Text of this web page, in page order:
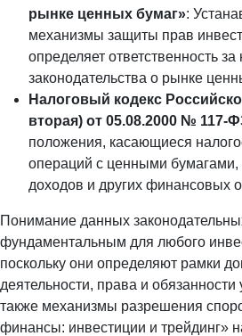
рынке ценных бумаг»:
механизмы защиты прав
определяет ответственность
законодательства о рынке
Налоговый кодекс
вторая) от 05.08.2000 № 117-
положения, касающиеся
операций с ценными бумагами,
доходов и других финансовых
Понимание данных
фундаментальным для любого
поскольку они определяют рамки
деятельности, права и обязанности
также механизмы разрешения
финансы: инвестиции и трейдинг»